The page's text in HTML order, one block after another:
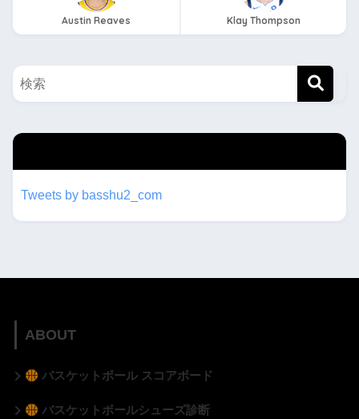
Austin Reaves Klay Thompson
Tweets by basshu2_com
ABOUT
バスケットボール スコアボード
バスケットボールシューズ診断